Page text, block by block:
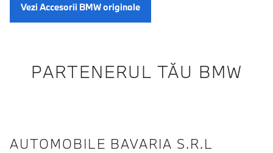
Vezi Accesorii BMW originale
PARTENERUL TĂU BMW
AUTOMOBILE BAVARIA S.R.L